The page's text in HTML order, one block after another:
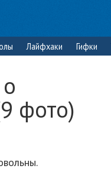
Лайфхаки Гифки
фото)